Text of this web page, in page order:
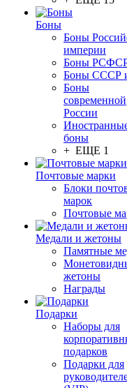
Боны
Боны
империи
Боны
Боны СССР
Боны
современной
России
боны
+ ЕЩЕ 1
Почтовые марки
Блоки
марок
Почтовые
Медали и жетоны
Памятные
жетоны
Награды
Подарки
Наборы для
подарков
Подарки для